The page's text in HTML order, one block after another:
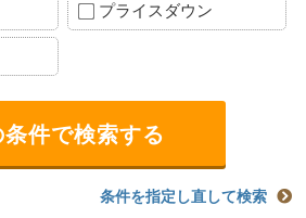
プライスダウン
条件を指定し直して検索